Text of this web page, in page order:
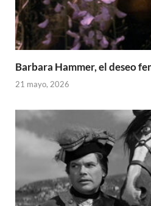
Barbara Hammer, el deseo
21 mayo, 2026